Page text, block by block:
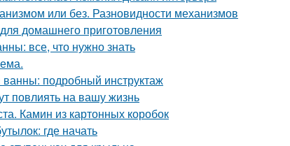
или без. Разновидности механизмов
домашнего приготовления
все, что нужно знать
подробный инструктаж
повлиять на вашу жизнь
Камин из картонных коробок
где начать